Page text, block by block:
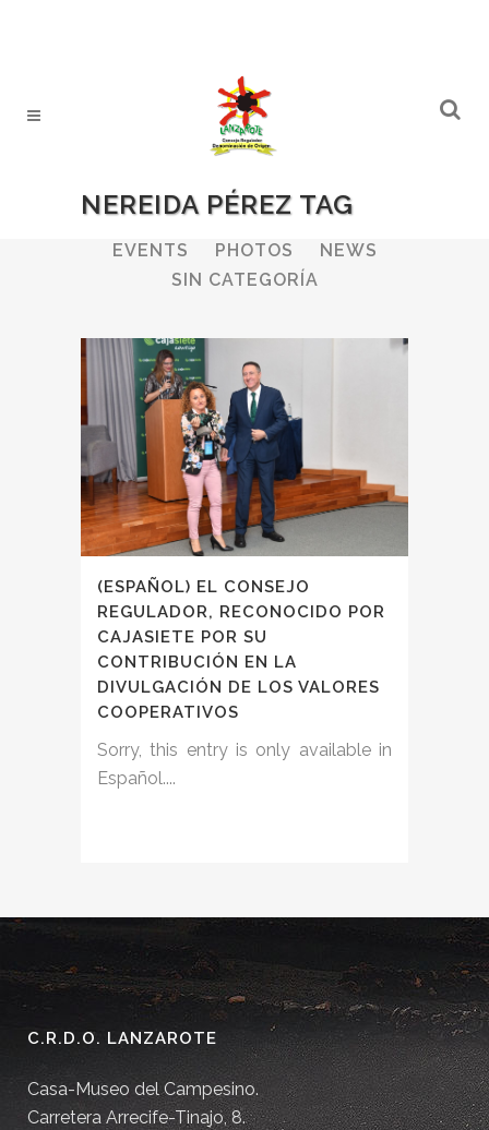
NEREIDA PÉREZ TAG
ALL WINERIES
BULLETIN
EVENTS
PHOTOS
NEWS
SIN CATEGORÍA
(ESPAÑOL) EL CONSEJO
REGULADOR, RECONOCIDO POR
CAJASIETE POR SU
CONTRIBUCIÓN EN LA
DIVULGACIÓN DE LOS VALORES
COOPERATIVOS
Sorry, this entry is only available in
Español....
C.R.D.O. LANZAROTE
Casa-Museo del Campesino.
Carretera Arrecife-Tinajo, 8.